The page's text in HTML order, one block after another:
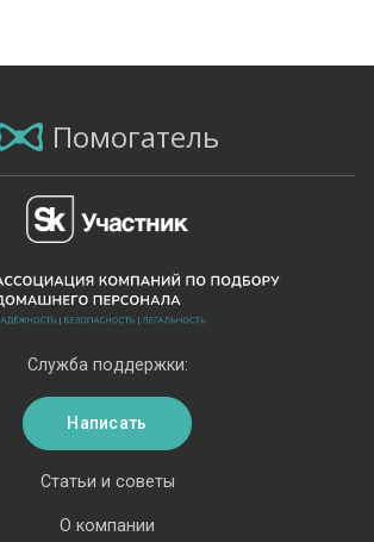
Помогатель
Статьи и советы
О компании
Служба поддержки:
Написать